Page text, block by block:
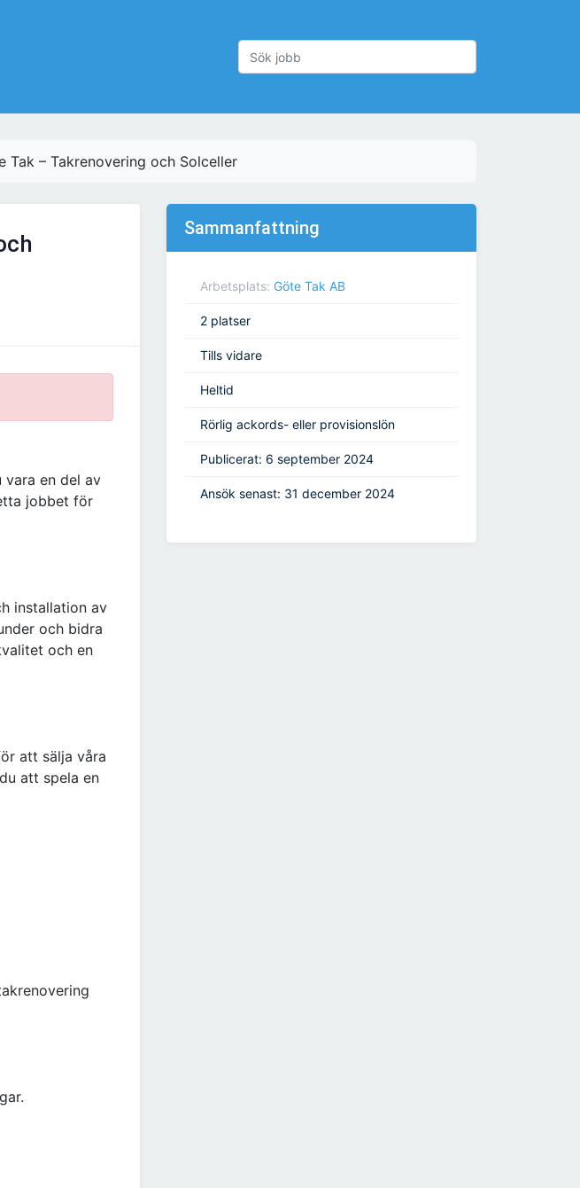
Tak – Takrenovering och Solceller
vara en del av
jobbet för
installation av
och bidra
och en
att sälja våra
att spela en
Sammanfattning
Arbetsplats: Göte Tak AB
2 platser
Tills vidare
Heltid
Rörlig ackords- eller provisionslön
Publicerat: 6 september 2024
Ansök senast: 31 december 2024